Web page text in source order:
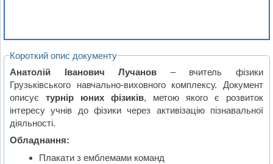
Короткий опис документу
Анатолій Іванович Лучанов – вчитель фізики
Грузьківського навчально-виховного комплексу. Документ
описуєтурнір юних фізиків, метою якого є розвиток
інтересу учнів до фізики через активізацію пізнавальної
діяльності.
Обладнання:
Плакати з емблемами команд